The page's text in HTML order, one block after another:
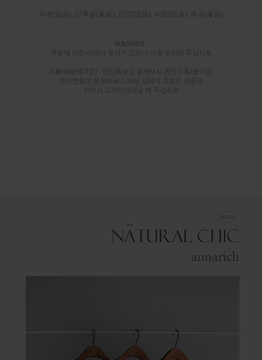
두께(얇음), 신축성(좋음), 안감(없음), 비침(없음), 촉감(좋음)
WASHING :
마찰에 의한 이염의 우려가 있으니 이점 주의해 주십시오
RAYON(레이온) - 원단특성상 물세탁시 원단수축/틀어짐
옷의변형이 발생하오니 해당 섬유가 포함된 상품은
반드시 드라이크리닝 해 주십시오